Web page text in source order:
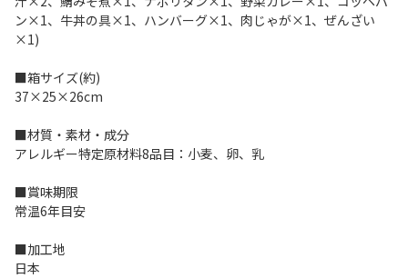
ン×1、牛丼の具×1、ハンバーグ×1、肉じゃが×1、ぜんざい
×1)
■箱サイズ(約)
37×25×26cm
■材質・素材・成分
アレルギー特定原材料8品目：小麦、卵、乳
■賞味期限
常温6年目安
■加工地
日本